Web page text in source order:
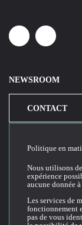
LinkedinYoutube
NEWSROOM
CONTACT
Conditions
Politique en
Nous utilisons
expérience
aucune donnée
Les services de
fonctionnement
pas de vous